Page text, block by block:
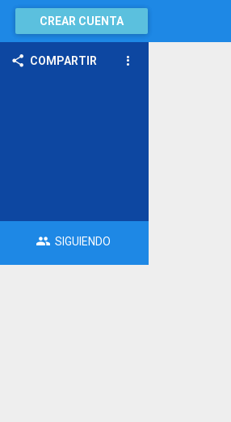
CREAR CUENTA
COMPARTIR
SIGUIENDO